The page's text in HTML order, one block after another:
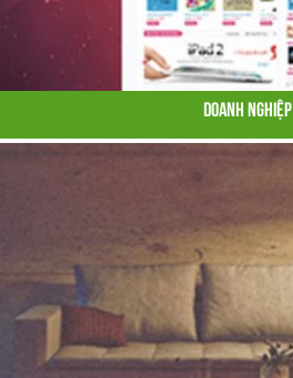
Doanh Nghiệp